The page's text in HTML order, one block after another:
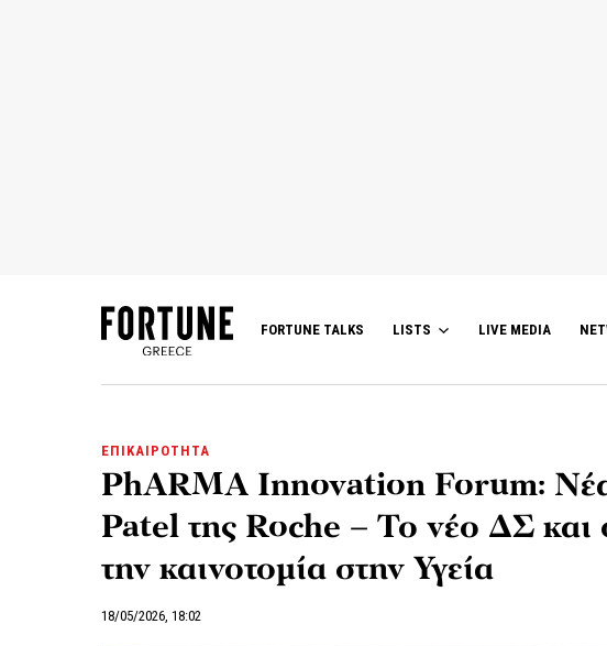
FORTUNE TALKS LISTS LIVE MEDIA
ΕΠΙΚΑΙΡΟΤΗΤΑ
PhARMA Innovation Forum:
Patel της Roche – Το νέο ΔΣ και
την καινοτομία στην Υγεία
18/05/2026, 18:02